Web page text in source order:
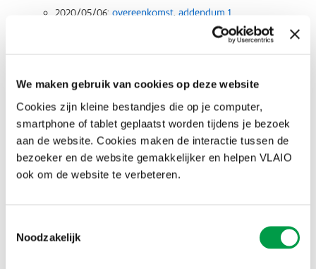
We maken gebruik van cookies op deze website
Cookies zijn kleine bestandjes die op je computer,
smartphone of tablet geplaatst worden tijdens je bezoek
aan de website. Cookies maken de interactie tussen de
bezoeker en de website gemakkelijker en helpen VLAIO
ook om de website te verbeteren.
Noodzakelijk
2020/05/06: overeenkomst, addendum 1
addendum 1
Laarne
2020/06/24: overeenkomst,toegankelijk alternatief
Leiedal
2022/03/11:
overeenkomst
toegankelijk alternatief
Lichtervelde
2020/10/02:overeenkomst
Lint
Machelen